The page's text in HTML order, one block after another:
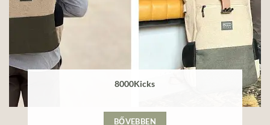
8000Kicks
BŐVEBBEN